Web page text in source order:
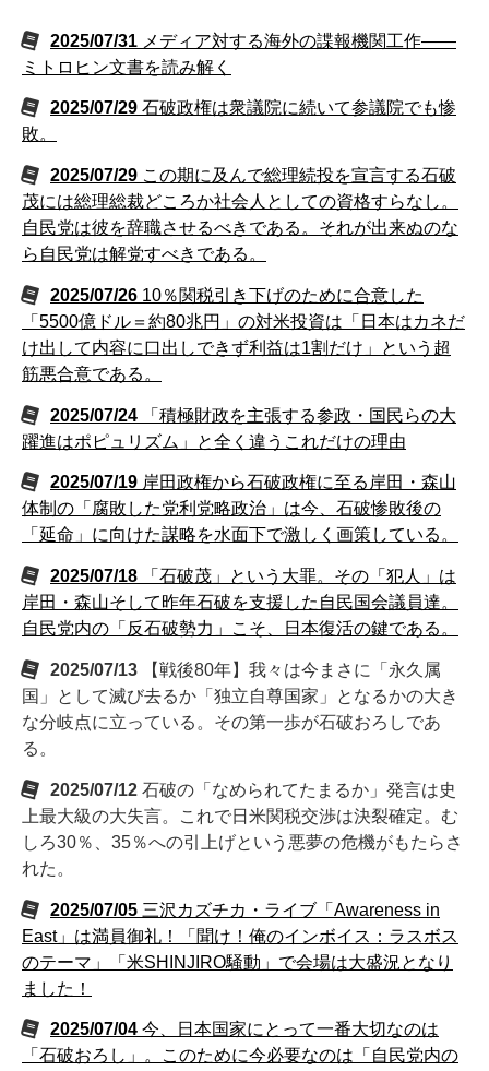
2025/07/31 メディア対する海外の諜報機関工作――
ミトロヒン文書を読み解く
2025/07/29 石破政権は衆議院に続いて参議院でも惨
敗。
2025/07/29 この期に及んで総理続投を宣言する石破
茂には総理総裁どころか社会人としての資格すらなし。
自民党は彼を辞職させるべきである。それが出来ぬのな
ら自民党は解党すべきである。
2025/07/26 10％関税引き下げのために合意した
「5500億ドル＝約80兆円」の対米投資は「日本はカネだ
け出して内容に口出しできず利益は1割だけ」という超
筋悪合意である。
2025/07/24
「積極財政を主張する参政・国民らの大
躍進はポピュリズム」と全く違うこれだけの理由
2025/07/19 岸田政権から石破政権に至る岸田・森山
体制の「腐敗した党利党略政治」は今、石破惨敗後の
「延命」に向けた謀略を水面下で激しく画策している。
2025/07/18
「石破茂」という大罪。その「犯人」は
岸田・森山そして昨年石破を支援した自民国会議員達。
自民党内の「反石破勢力」こそ、日本復活の鍵である。
2025/07/13
【戦後80年】我々は今まさに「永久属
国」として滅び去るか「独立自尊国家」となるかの大き
な分岐点に立っている。その第一歩が石破おろしであ
る。
2025/07/12 石破の「なめられてたまるか」発言は史
上最大級の大失言。これで日米関税交渉は決裂確定。む
しろ30％、35％への引上げという悪夢の危機がもたらさ
れた。
2025/07/05 三沢カズチカ・ライブ「Awareness in
East」は満員御礼！「聞け！俺のインボイス：ラスボス
のテーマ」「米SHINJIRO騒動」で会場は大盛況となり
ました！
2025/07/04 今、日本国家にとって一番大切なのは
「石破おろし」。このために今必要なのは「自民党内の